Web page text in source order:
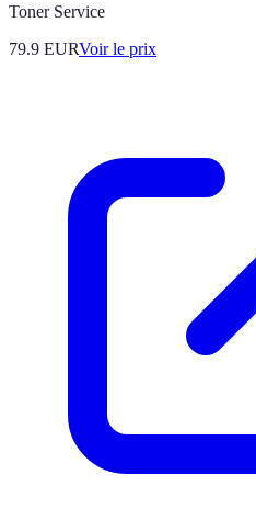
Toner Service
79.9 EURVoir le prix